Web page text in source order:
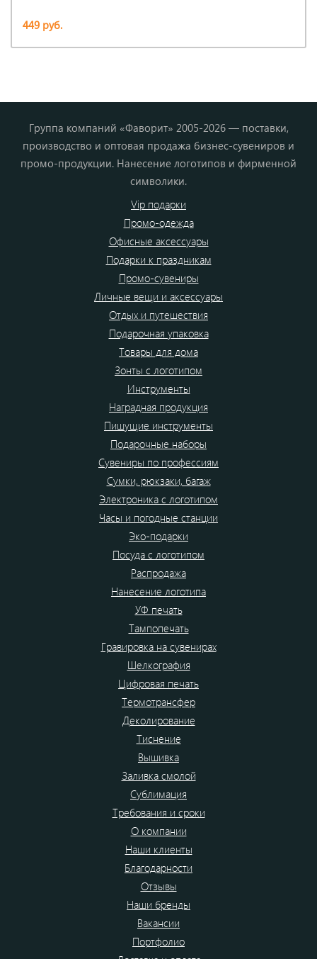
449 руб.
Группа компаний «Фаворит» 2005-2026 — поставки,
производство и оптовая продажа бизнес-сувениров и
промо-продукции. Нанесение логотипов и фирменной
символики.
Vip подарки
Промо-одежда
Офисные аксессуары
Подарки к праздникам
Промо-сувениры
Личные вещи и аксессуары
Отдых и путешествия
Подарочная упаковка
Товары для дома
Зонты с логотипом
Инструменты
Наградная продукция
Пишущие инструменты
Подарочные наборы
Сувениры по профессиям
Сумки, рюкзаки, багаж
Электроника с логотипом
Часы и погодные станции
Эко-подарки
Посуда с логотипом
Распродажа
Нанесение логотипа
УФ печать
Тампопечать
Гравировка на сувенирах
Шелкография
Цифровая печать
Термотрансфер
Деколирование
Тиснение
Вышивка
Заливка смолой
Сублимация
Требования и сроки
О компании
Наши клиенты
Благодарности
Отзывы
Наши бренды
Вакансии
Портфолио